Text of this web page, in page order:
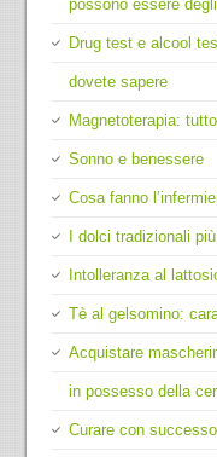
possono essere
Drug test e alcool
dovete sapere
Magnetoterapia:
Sonno e benessere
Cosa fanno
I dolci tradizionali
Intolleranza al
Tè al gelsomino:
Acquistare
in possesso della
Curare con